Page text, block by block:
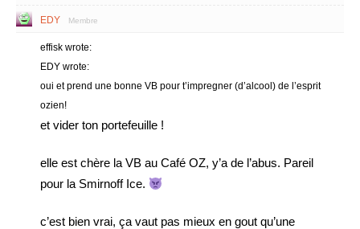
EDY Membre
effisk wrote:
EDY wrote:
oui et prend une bonne VB pour t’impregner (d’alcool) de l’esprit
ozien!
et vider ton portefeuille !
elle est chère la VB au Café OZ, y’a de l’abus. Pareil
pour la Smirnoff Ice.
c’est bien vrai, ça vaut pas mieux en gout qu’une